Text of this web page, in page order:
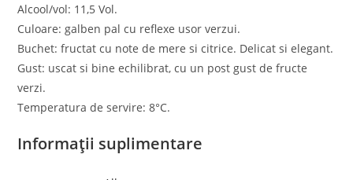
Alcool/vol: 11,5 Vol.
Culoare: galben pal cu reflexe usor verzui.
Buchet: fructat cu note de mere si citrice. Delicat si elegant.
Gust: uscat si bine echilibrat, cu un post gust de fructe
verzi.
Temperatura de servire: 8°C.
Informații suplimentare